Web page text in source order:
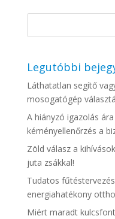
Legutóbbi
Láthatatlan segítő
mosogatógép
A hiányzó igazolás
kéményellenőrzés a
Zöld válasz a
juta zsákkal!
Tudatos
energiahatékony
Miért maradt